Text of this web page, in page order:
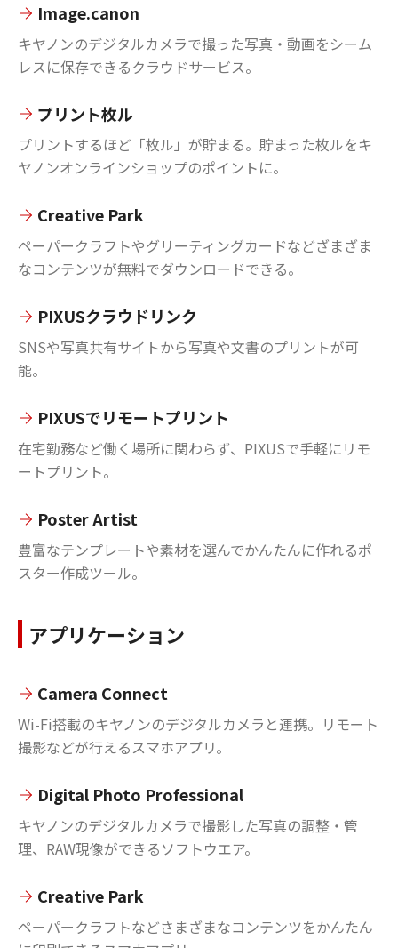
Image.canon
キヤノンのデジタルカメラで撮った写真・動画をシーム
レスに保存できるクラウドサービス。
プリント枚ル
プリントするほど「枚ル」が貯まる。貯まった枚ルをキ
ヤノンオンラインショップのポイントに。
Creative Park
ペーパークラフトやグリーティングカードなどざまざま
なコンテンツが無料でダウンロードできる。
PIXUSクラウドリンク
SNSや写真共有サイトから写真や文書のプリントが可
能。
PIXUSでリモートプリント
在宅勤務など働く場所に関わらず、PIXUSで手軽にリモ
ートプリント。
Poster Artist
豊富なテンプレートや素材を選んでかんたんに作れるポ
スター作成ツール。
アプリケーション
Camera Connect
Wi-Fi搭載のキヤノンのデジタルカメラと連携。リモート
撮影などが行えるスマホアプリ。
Digital Photo Professional
キヤノンのデジタルカメラで撮影した写真の調整・管
理、RAW現像ができるソフトウエア。
Creative Park
ペーパークラフトなどさまざまなコンテンツをかんたん